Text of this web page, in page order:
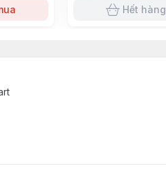
Hết hàng